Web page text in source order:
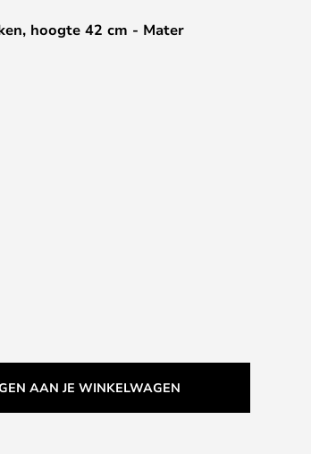
hoogte 42 cm - Mater
AAN JE WINKELWAGEN